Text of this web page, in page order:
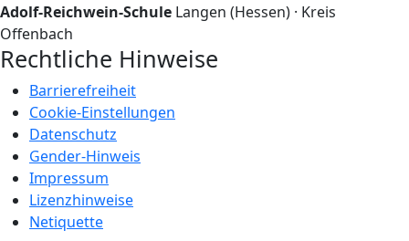
Adolf-Reichwein-Schule Langen (Hessen) · Kreis
Offenbach
Rechtliche Hinweise
Barrierefreiheit
Cookie-Einstellungen
Datenschutz
Gender-Hinweis
Impressum
Lizenzhinweise
Netiquette